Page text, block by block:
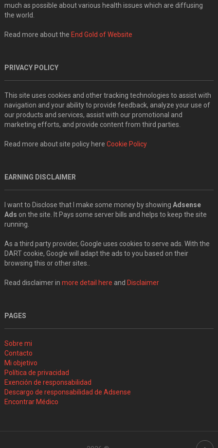
much as possible about various health issues which are diffusing
the world.
Read more about the End Gold of Website
PRIVACY POLICY
This site uses cookies and other tracking technologies to assist with
navigation and your ability to provide feedback, analyze your use of
our products and services, assist with our promotional and
marketing efforts, and provide content from third parties.
Read more about site policy here Cookie Policy
EARNING DISCLAIMER
I want to Disclose that I make some money by showing Adsense
Ads on the site. It Pays some server bills and helps to keep the site
running.
As a third party provider, Google uses cookies to serve ads. With the
DART cookie, Google will adapt the ads to you based on their
browsing this or other sites..
Read disclaimer in more detail here and Disclaimer
PAGES
Sobre mi
Contacto
Mi objetivo
Política de privacidad
Exención de responsabilidad
Descargo de responsabilidad de Adsense
Encontrar Médico